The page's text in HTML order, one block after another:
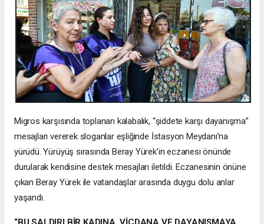
Migros karşısında toplanan kalabalık, “şiddete karşı dayanışma”
mesajları vererek sloganlar eşliğinde İstasyon Meydanı’na
yürüdü. Yürüyüş sırasında Beray Yürek’in eczanesi önünde
durularak kendisine destek mesajları iletildi. Eczanesinin önüne
çıkan Beray Yürek ile vatandaşlar arasında duygu dolu anlar
yaşandı.